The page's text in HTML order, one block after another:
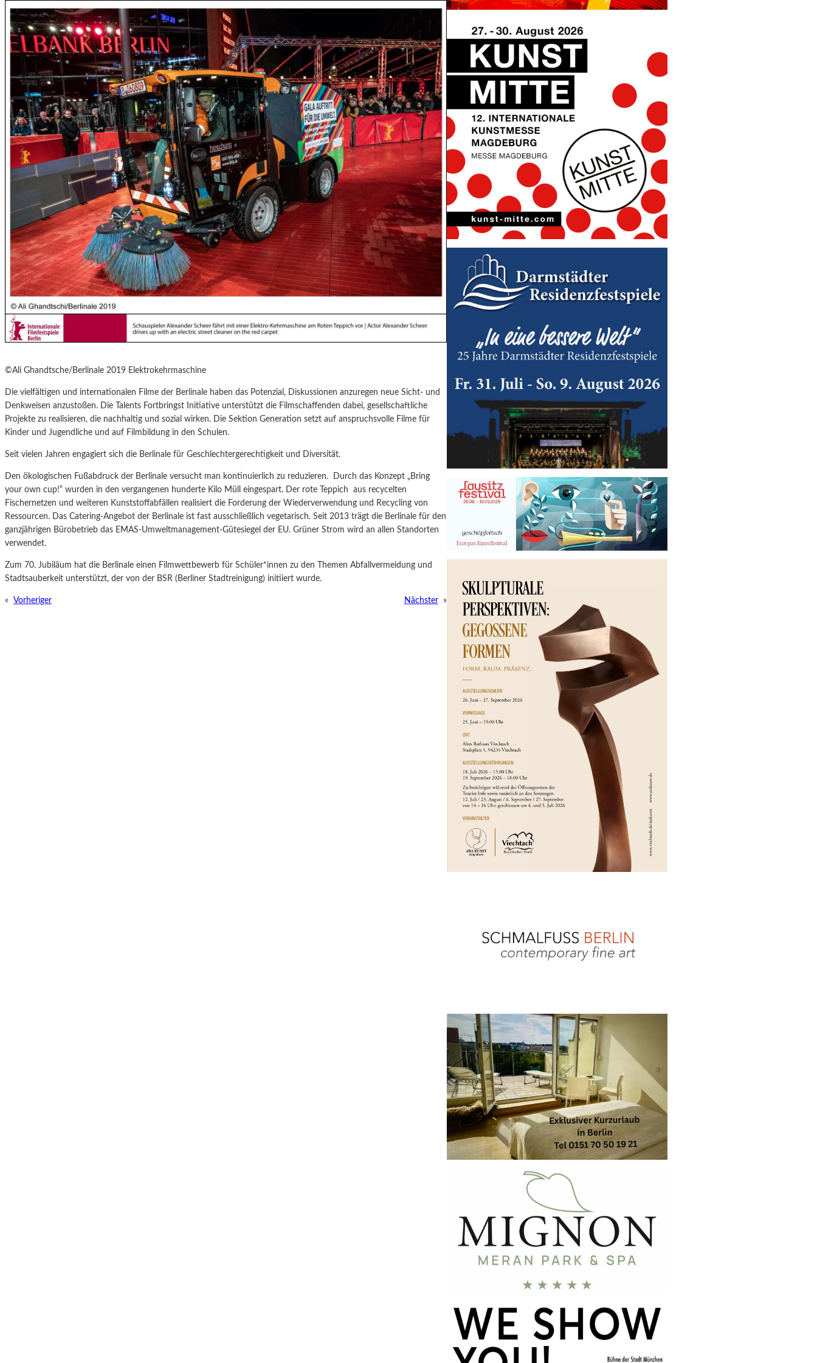
©Ali Ghandtsche/Berlinale 2019 Elektrokehrmaschine
Die vielfältigen und internationalen Filme der Berlinale haben das Potenzial, Diskussionen anzuregen neue Sicht- und
Denkweisen anzustoßen. Die Talents Fortbringst Initiative unterstützt die Filmschaffenden dabei, gesellschaftliche
Projekte zu realisieren, die nachhaltig und sozial wirken. Die Sektion Generation setzt auf anspruchsvolle Filme für
Kinder und Jugendliche und auf Filmbildung in den Schulen.
Seit vielen Jahren engagiert sich die Berlinale für Geschlechtergerechtigkeit und Diversität.
Den ökologischen Fußabdruck der Berlinale versucht man kontinuierlich zu reduzieren.
Durch das Konzept „Bring
your own cup!“ wurden in den vergangenen hunderte Kilo Müll eingespart. Der rote Teppich
aus recycelten
Fischernetzen und weiteren Kunststoffabfällen realisiert die Forderung der Wiederverwendung und Recycling von
Ressourcen. Das Catering-Angebot der Berlinale ist fast ausschließlich vegetarisch. Seit 2013 trägt die Berlinale für den
ganzjährigen Bürobetrieb das EMAS-Umweltmanagement-Gütesiegel der EU. Grüner Strom wird an allen Standorten
verwendet.
Zum 70. Jubiläum hat die Berlinale einen Filmwettbewerb für Schüler*innen zu den Themen Abfallvermeidung und
Stadtsauberkeit unterstützt, der von der BSR (Berliner Stadtreinigung) initiiert wurde.
« Vorheriger Nächster »